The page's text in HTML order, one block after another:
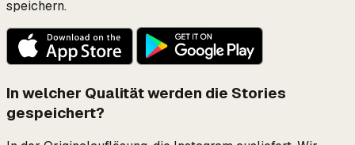
speichern.
In welcher Qualität werden die Stories
gespeichert?